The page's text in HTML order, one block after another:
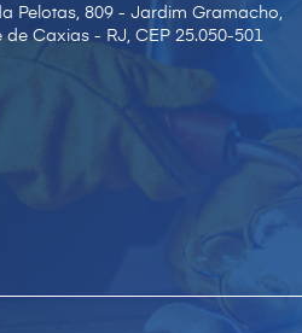
Pelotas, 809 - Jardim Gramacho,
de Caxias - RJ, CEP 25.050-501